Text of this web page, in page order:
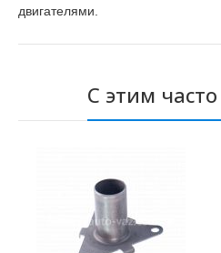
двигателями.
С этим